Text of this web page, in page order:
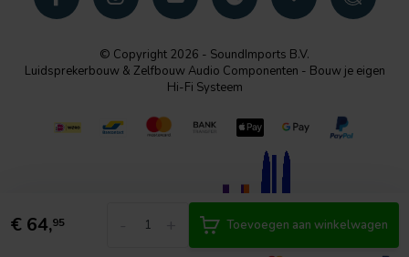
€ 64,95 Toevoegen aan winkelwagen
© Copyright 2026 - SoundImports B.V.
Luidsprekerbouw & Zelfbouw Audio Componenten - Bouw je eigen
Hi-Fi Systeem